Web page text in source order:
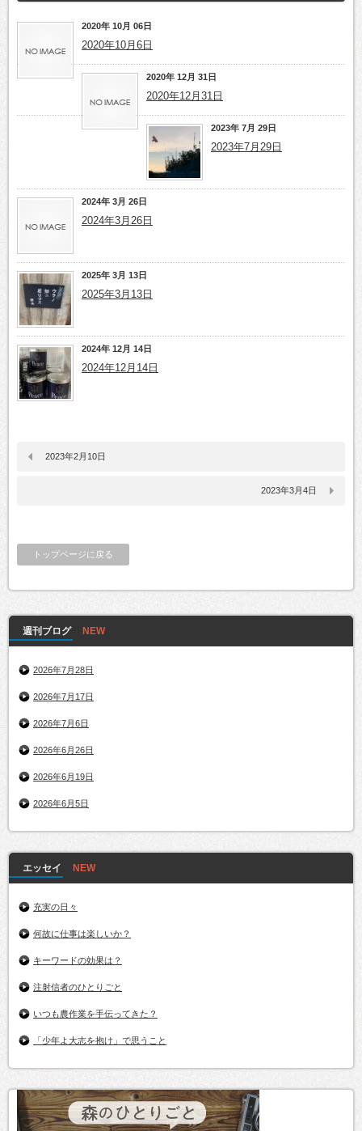
2020年 10月 06日
2020年10月6日
2020年 12月 31日
2020年12月31日
2023年 7月 29日
2023年7月29日
2024年 3月 26日
2024年3月26日
2025年 3月 13日
2025年3月13日
2024年 12月 14日
2024年12月14日
2023年2月10日
2023年3月4日
トップページに戻る
週刊ブログ
2026年7月28日
2026年7月17日
2026年7月6日
2026年6月26日
2026年6月19日
2026年6月5日
エッセイ
充実の日々
何故に仕事は楽しいか？
キーワードの効果は？
注射信者のひとりごと
いつも農作業を手伝ってきた？
「少年よ大志を抱け」で思うこと